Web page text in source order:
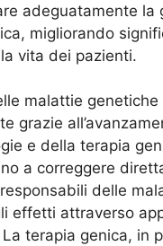
adeguatamente la
migliorando
vita dei pazienti.
malattie genetiche
grazie
e della terapia
a correggere
delle
effetti attraverso
terapia genica, in